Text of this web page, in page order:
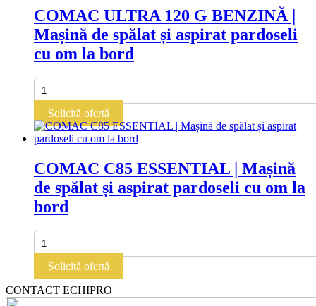
Mașină
de
spălat
și
pardoseli
cu
la
bord
COMAC ULTRA 120 G BENZINĂ |
Mașină de spălat și aspirat pardoseli
cu om la bord
Cantitate
COMAC
ULTRA
120
G
BENZINĂ
Mașină
de
spălat
și
pardoseli
cu
bord
Solicită ofertă
COMAC C85 ESSENTIAL | Mașină
de spălat și aspirat pardoseli cu om la
bord
Cantitate
COMAC
C85
ESSENTIAL
|
Mașină
Solicită ofertă
CONTACT ECHIPRO